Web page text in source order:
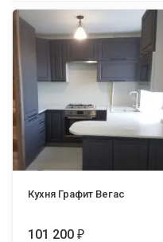
Кухня Графит Вегас
101 200₽